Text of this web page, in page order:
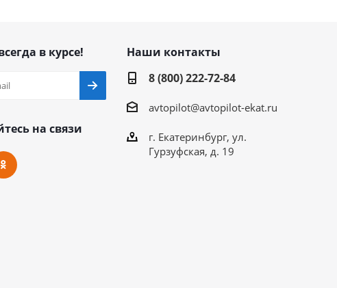
в курсе!
на связи
Наши контакты
8 (800) 222-72-84
avtopilot@avtopilot-ekat.ru
г. Екатеринбург, ул.
Гурзуфская, д. 19